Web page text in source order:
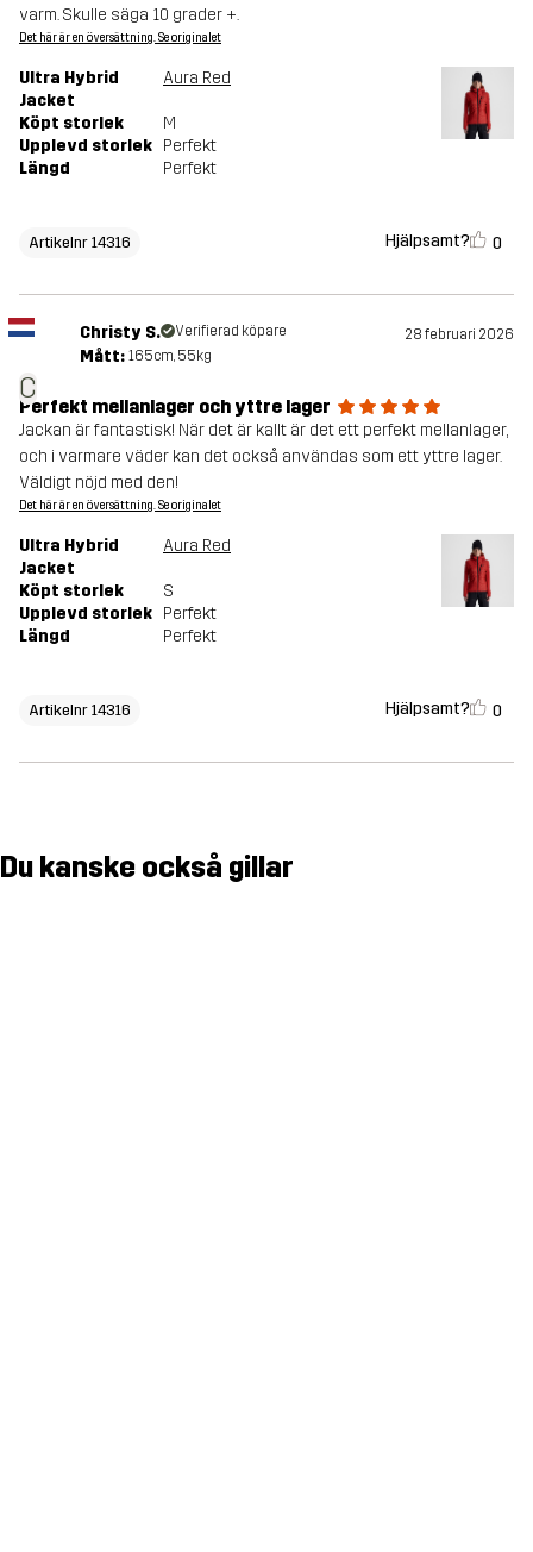
varm. Skulle säga 10 grader +.
Det här är en översättning. Se originalet
Ultra Hybrid
Jacket
Aura Red
Köpt storlek
M
Upplevd storlek Perfekt
Längd
Perfekt
Artikelnr 14316 Hjälpsamt? 0
C
Christy S. Verifierad köpare 28 februari 2026
Mått: 165cm, 55kg
Perfekt mellanlager och yttre lager
Jackan är fantastisk! När det är kallt är det ett perfekt mellanlager,
och i varmare väder kan det också användas som ett yttre lager.
Väldigt nöjd med den!
Det här är en översättning. Se originalet
Ultra Hybrid
Jacket
Aura Red
Köpt storlek
S
Upplevd storlek Perfekt
Längd
Perfekt
Artikelnr 14316 Hjälpsamt? 0
Du kanske också gillar